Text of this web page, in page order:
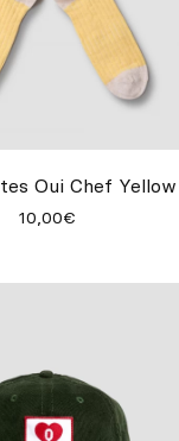
Oui Chef Yellow
10,00€